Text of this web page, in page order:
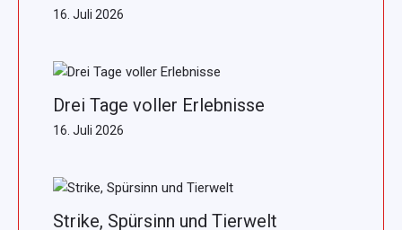
16. Juli 2026
Drei Tage voller Erlebnisse
16. Juli 2026
Strike, Spürsinn und Tierwelt